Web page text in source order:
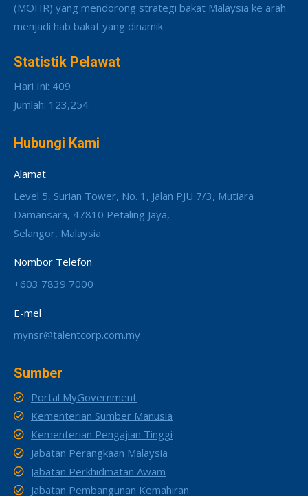
(MOHR) yang mendorong strategi bakat Malaysia ke arah
menjadi hab bakat yang dinamik.
Statistik Pelawat
Hari Ini: 409
Jumlah: 123,254
Hubungi Kami
Alamat
Level 5, Surian Tower, No. 1, Jalan PJU 7/3, Mutiara
Damansara, 47810 Petaling Jaya,
Selangor, Malaysia
Nombor Telefon
+603 7839 7000
E-mel
mynsr@talentcorp.com.my
Sumber
Portal MyGovernment
Kementerian Sumber Manusia
Kementerian Pengajian Tinggi
Jabatan Perangkaan Malaysia
Jabatan Perkhidmatan Awam
Jabatan Pembangunan Kemahiran